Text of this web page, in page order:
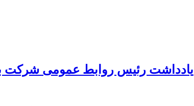
یادداشت رئیس روابط عمومی شرکت